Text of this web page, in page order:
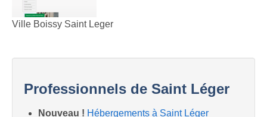
Ville Boissy Saint Leger
Professionnels de Saint Léger
Nouveau ! Hébergements à Saint Léger